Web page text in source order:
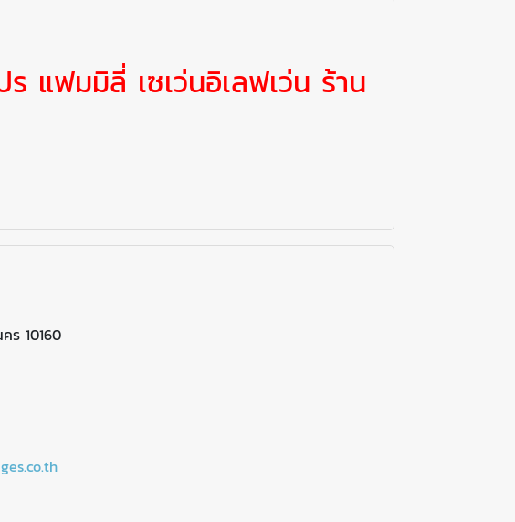
แฟมมิลี่ เซเว่นอิเลฟเว่น ร้าน
ร 10160